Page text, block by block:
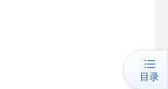
目录